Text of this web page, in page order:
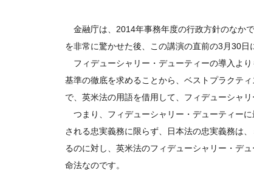
金融庁は、2014年事務年度の行政方針のなか
を非常に驚かせた後、この講演の直前の3月30日
フィデューシャリー・デューティーの導入よ
基準の徹底を求めることから、ベストプラクテ
で、英米法の用語を借用して、フィデューシャ
つまり、フィデューシャリー・デューティー
される忠実義務に限らず、日本法の忠実義務は
るのに対し、英米法のフィデューシャリー・デ
命法なのです。